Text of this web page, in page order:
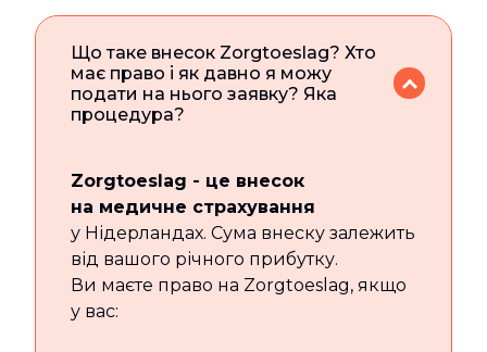
Що таке внесок Zorgtoeslag? Хто
має право і як давно я можу
подати на нього заявку? Яка
процедура?
Zorgtoeslag - це внесок
на медичне страхування
у Нідерландах. Сума внеску залежить
від вашого річного прибутку.
Ви маєте право на Zorgtoeslag, якщо
у вас: